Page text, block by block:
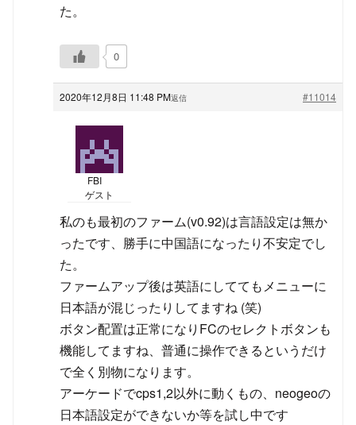
た。
0
2020年12月8日 11:48 PM #11014
返信
FBI
ゲスト
私のも最初のファーム(v0.92)は言語設定は無か
ったです、勝手に中国語になったり不安定でし
た。
ファームアップ後は英語にしててもメニューに
日本語が混じったりしてますね (笑)
ボタン配置は正常になりFCのセレクトボタンも
機能してますね、普通に操作できるというだけ
で全く別物になります。
アーケードでcps1,2以外に動くもの、neogeoの
日本語設定ができないか等を試し中です